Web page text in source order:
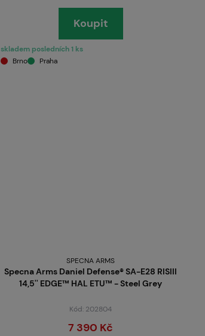
Koupit
skladem posledních 1 ks
Brno
Praha
SPECNA ARMS
Specna Arms Daniel Defense® SA-E28 RISIII
14,5'' EDGE™ HAL ETU™ - Steel Grey
Kód: 202804
7 390 Kč